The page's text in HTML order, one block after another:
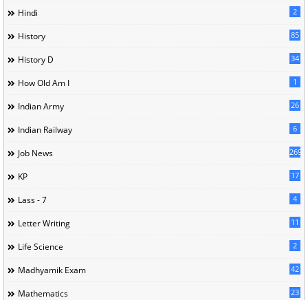
Hindi 2
History 85
History D 34
How Old Am I 1
Indian Army 26
Indian Railway 6
Job News 269
KP 17
Lass - 7 4
Letter Writing 11
Life Science 2
Madhyamik Exam 42
Mathematics 23